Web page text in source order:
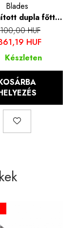
Blades
dupla főtt
Blades®, 50
ml
HUF
HUF
Készleten